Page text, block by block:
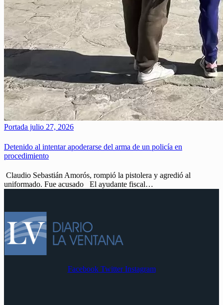
Portada julio 27, 2026
Detenido al intentar apoderarse del arma de un policía en
procedimiento
Claudio Sebastián Amorós, rompió la pistolera y agredió al
uniformado. Fue acusado El ayudante fiscal…
Facebook Twitter Instagram